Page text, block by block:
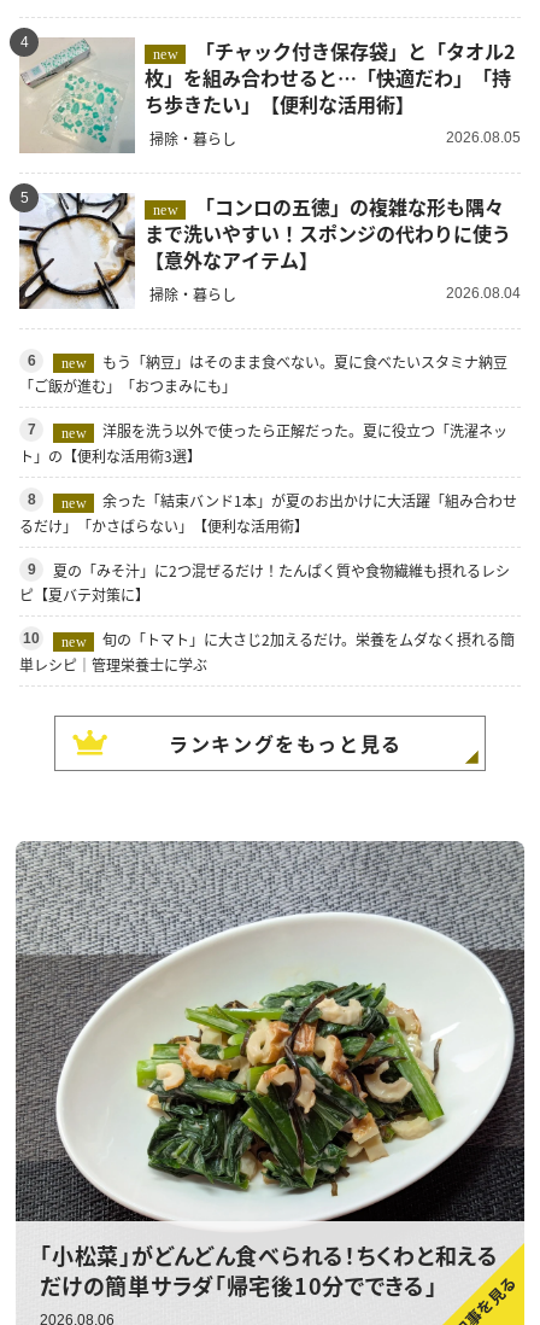
4
new
枚」を組み合わせると…「快適だわ」「持
ち歩きたい」【便利な活用術】
掃除・暮らし 2026.08.05
5
new
まで洗いやすい！スポンジの代わりに使う
【意外なアイテム】
掃除・暮らし 2026.08.04
6 new
もう「納豆」はそのまま食べない。夏に食べたいスタミナ納豆
「ご飯が進む」「おつまみにも」
7 new
洋服を洗う以外で使ったら正解だった。夏に役立つ「洗濯ネッ
ト」の【便利な活用術3選】
8 new
余った「結束バンド1本」が夏のお出かけに大活躍「組み合わせ
るだけ」「かさばらない」【便利な活用術】
9
夏の「みそ汁」に2つ混ぜるだけ！たんぱく質や食物繊維も摂れるレシ
ピ【夏バテ対策に】
10 new
旬の「トマト」に大さじ2加えるだけ。栄養をムダなく摂れる簡
単レシピ｜管理栄養士に学ぶ
ランキングをもっと見る
「小松菜」がどんどん食べられる！ちくわと和える
だけの簡単サラダ「帰宅後10分でできる」
2026.08.06